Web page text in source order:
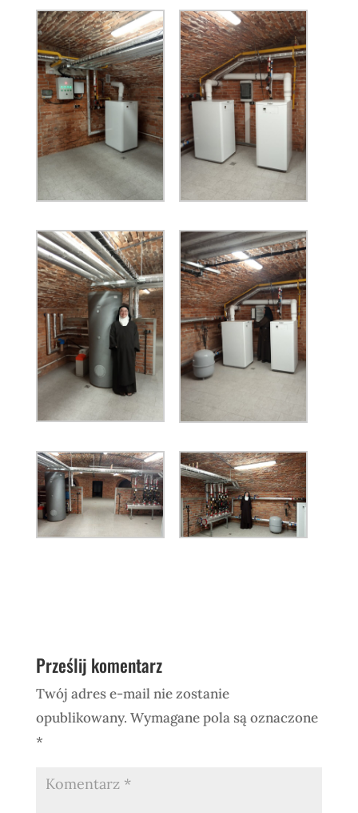
Prześlij komentarz
Twój adres e-mail nie zostanie
opublikowany. Wymagane pola są oznaczone
*